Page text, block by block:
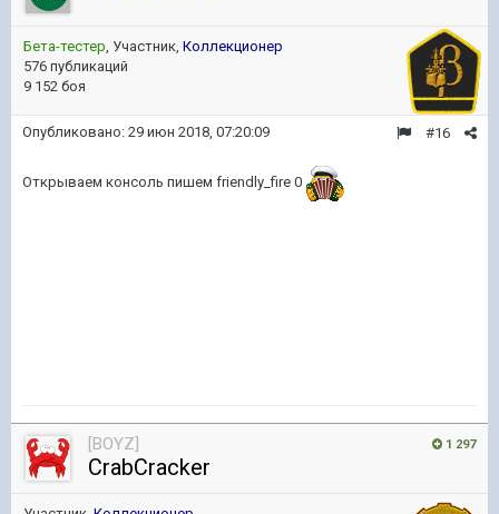
Бета-тестер, Участник, Коллекционер
576 публикаций
9 152 боя
#16
Опубликовано: 29 июн 2018, 07:20:09
Открываем консоль пишем friendly_fire 0
1 297
[BOYZ]
CrabCracker